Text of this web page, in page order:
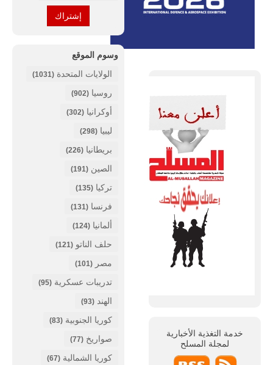
خدمة التغذية الأخبارية
لمجلة المسلح
وسوم الموقع
الولايات المتحدة (1031)
روسيا (902)
أوكرانيا (302)
ليبيا (298)
بريطانيا (226)
الصين (191)
تركيا (135)
فرنسا (131)
ألمانيا (124)
حلف الناتو (121)
مصر (101)
تدريبات عسكرية (95)
الهند (93)
كوريا الجنوبية (83)
صواريخ (77)
كوريا الشمالية (67)